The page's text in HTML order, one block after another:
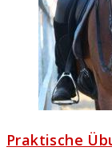
Praktische